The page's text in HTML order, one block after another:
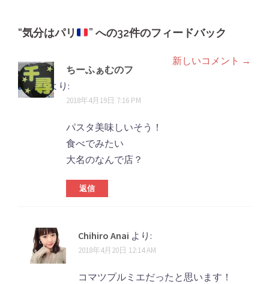
ビ
ー
シ
“気分はパリ ” への32件のフィードバック
コ
メ
シ
ョ
新しいコメント →
ちーふぁむのフ
ラッペより:
2018年4月19日 7:16 PM
パスタ美味しいそう！
食べでみたい
大名のなんで店？
返信
Chihiro Anai より:
2018年4月20日 12:14 AM
コマツプルミエだったと思います！